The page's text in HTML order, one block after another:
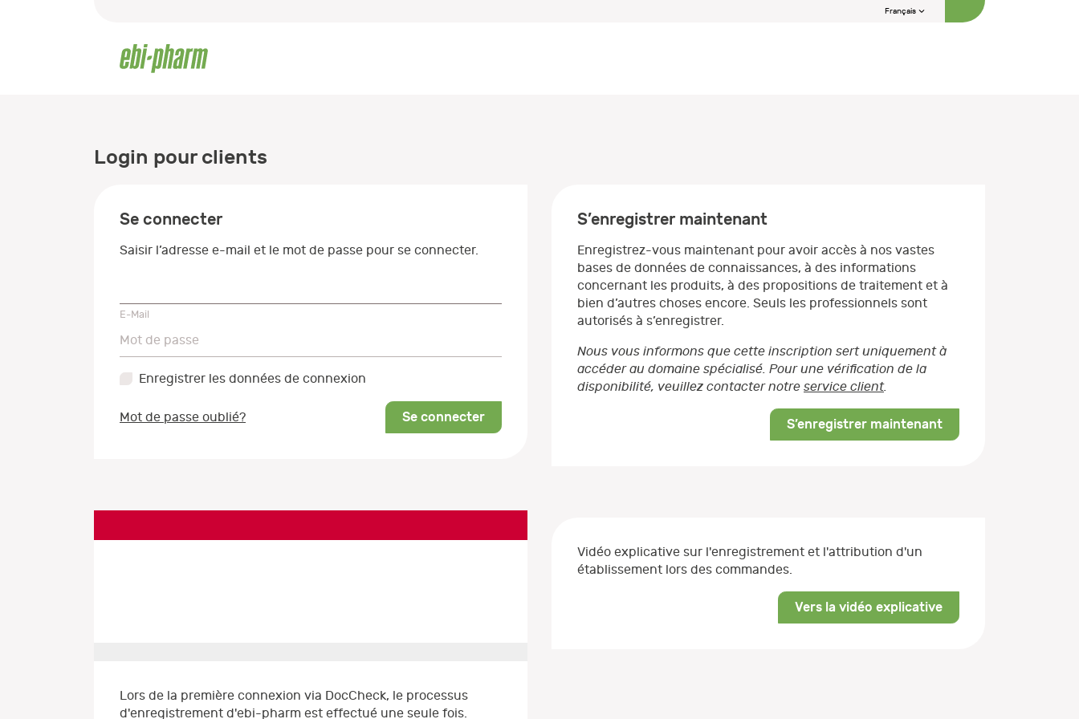
Français
Login pour clients
Se connecter
Saisir l’adresse e-mail et le mot de passe pour se connecter.
E-Mail
Mot de passe
Mot de passe
Enregistrer les données de connexion
Mot de passe oublié? Se connecter
Lors de la première connexion via DocCheck, le processus
d'enregistrement d'ebi-pharm est effectué une seule fois.
S’enregistrer maintenant
Enregistrez-vous maintenant pour avoir accès à nos vastes
bases de données de connaissances, à des informations
concernant les produits, à des propositions de traitement et à
bien d’autres choses encore. Seuls les professionnels sont
autorisés à s’enregistrer.
Nous vous informons que cette inscription sert uniquement à
accéder au domaine spécialisé. Pour une vérification de la
disponibilité, veuillez contacter notre service client.
S’enregistrer maintenant
Vidéo explicative sur l'enregistrement et l'attribution d'un
établissement lors des commandes.
Vers la vidéo explicative